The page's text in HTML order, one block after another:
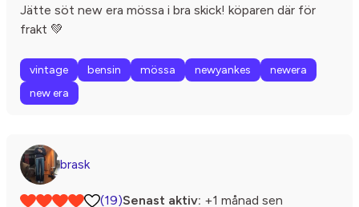
Jätte söt new era mössa i bra skick! köparen där för
frakt 💚
vintage bensin mössa newyankes
newera
new era
brask
(19)Senast aktiv: +1 månad sen